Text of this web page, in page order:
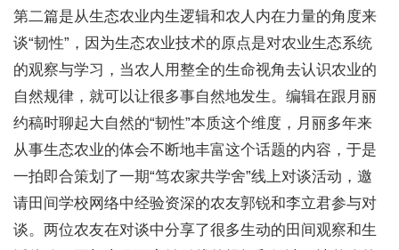
第二篇是从生态农业内生逻辑和农人内在力量的角度来
谈“韧性”，因为生态农业技术的原点是对农业生态系统
的观察与学习，当农人用整全的生命视角去认识农业的
自然规律，就可以让很多事自然地发生。编辑在跟月丽
约稿时聊起大自然的“韧性”本质这个维度，月丽多年来
从事生态农业的体会不断地丰富这个话题的内容，于是
一拍即合策划了一期“笃农家共学舍”线上对谈活动，邀
请田间学校网络中经验资深的农友郭锐和李立君参与对
谈。两位农友在对谈中分享了很多生动的田间观察和生